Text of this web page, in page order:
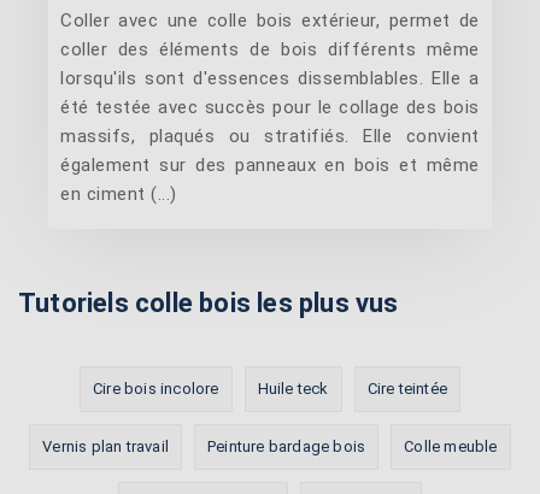
Coller avec une colle bois extérieur, permet de
coller des éléments de bois différents même
lorsqu'ils sont d'essences dissemblables. Elle a
été testée avec succès pour le collage des bois
massifs, plaqués ou stratifiés. Elle convient
également sur des panneaux en bois et même
en ciment (...)
Tutoriels colle bois les plus vus
Cire bois incolore Huile teck Cire teintée
Vernis plan travail Peinture bardage bois Colle meuble